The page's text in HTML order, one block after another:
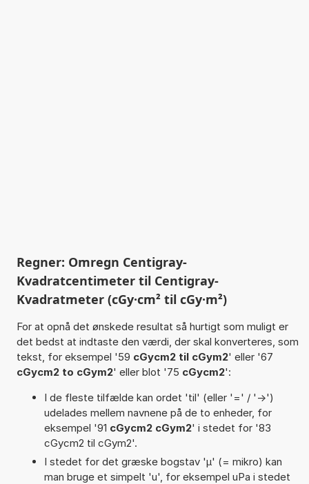
Regner: Omregn Centigray-
Kvadratcentimeter til Centigray-
Kvadratmeter (cGy·cm² til cGy·m²)
For at opnå det ønskede resultat så hurtigt som muligt er
det bedst at indtaste den værdi, der skal konverteres, som
tekst, for eksempel '59 cGycm2 til cGym2' eller '67
cGycm2 to cGym2' eller blot '75 cGycm2':
I de fleste tilfælde kan ordet 'til' (eller '=' / '->')
udelades mellem navnene på de to enheder, for
eksempel '91 cGycm2 cGym2' i stedet for '83
cGycm2 til cGym2'.
I stedet for det græske bogstav 'µ' (= mikro) kan
man bruge et simpelt 'u', for eksempel uPa i stedet